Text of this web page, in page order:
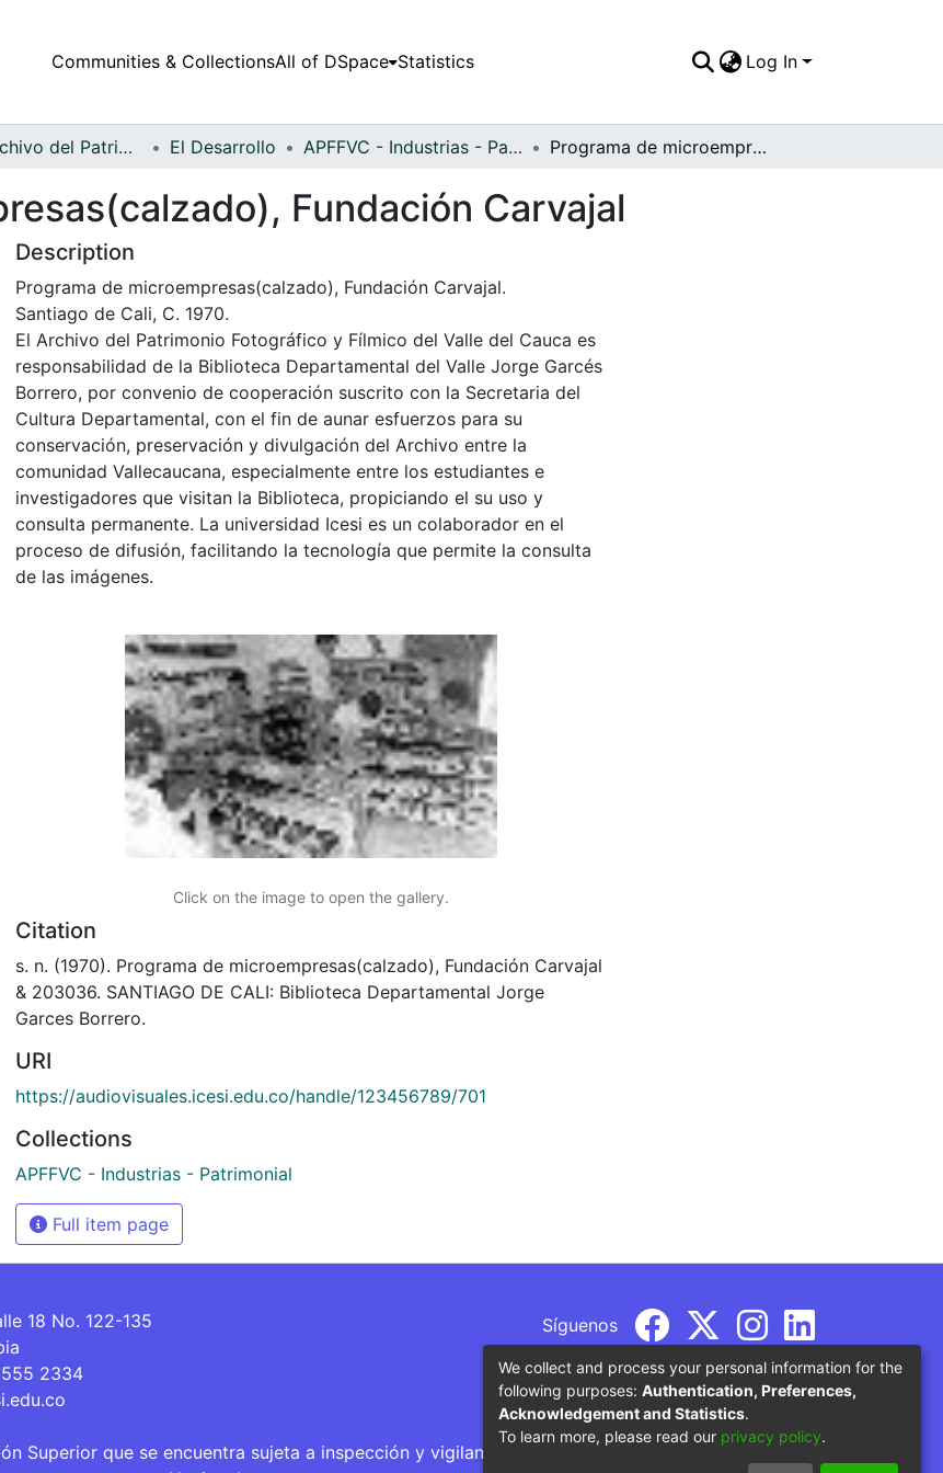
Communities & CollectionsAll of DSpace Statistics Log In
Fondo Archivo del Patrimonio Fotográfico y Fílmico del Valle del Cauca El Desarrollo APFFVC - Industrias - Patrimonial Programa de microempresas(calzado), Fundación Carvajal
Fundación Carvajal
Description
Programa de microempresas(calzado), Fundación Carvajal.
Santiago de Cali, C. 1970.
El Archivo del Patrimonio Fotográfico y Fílmico del Valle del Cauca es
responsabilidad de la Biblioteca Departamental del Valle Jorge Garcés
Borrero, por convenio de cooperación suscrito con la Secretaria del
Cultura Departamental, con el fin de aunar esfuerzos para su
conservación, preservación y divulgación del Archivo entre la
comunidad Vallecaucana, especialmente entre los estudiantes e
investigadores que visitan la Biblioteca, propiciando el su uso y
consulta permanente. La universidad Icesi es un colaborador en el
proceso de difusión, facilitando la tecnología que permite la consulta
de las imágenes.
Click on the image to open the gallery.
Citation
s. n. (1970). Programa de microempresas(calzado), Fundación Carvajal
& 203036. SANTIAGO DE CALI: Biblioteca Departamental Jorge
Garces Borrero.
URI
https://audiovisuales.icesi.edu.co/handle/123456789/701
Collections
APFFVC - Industrias - Patrimonial
Full item page
18 No. 122-135
2334
Síguenos
Superior que se encuentra sujeta a inspección y vigilancia por parte del Ministerio de Educación
We collect and process your personal information for the
following purposes: Authentication, Preferences,
Acknowledgement and Statistics.
To learn more, please read our privacy policy.